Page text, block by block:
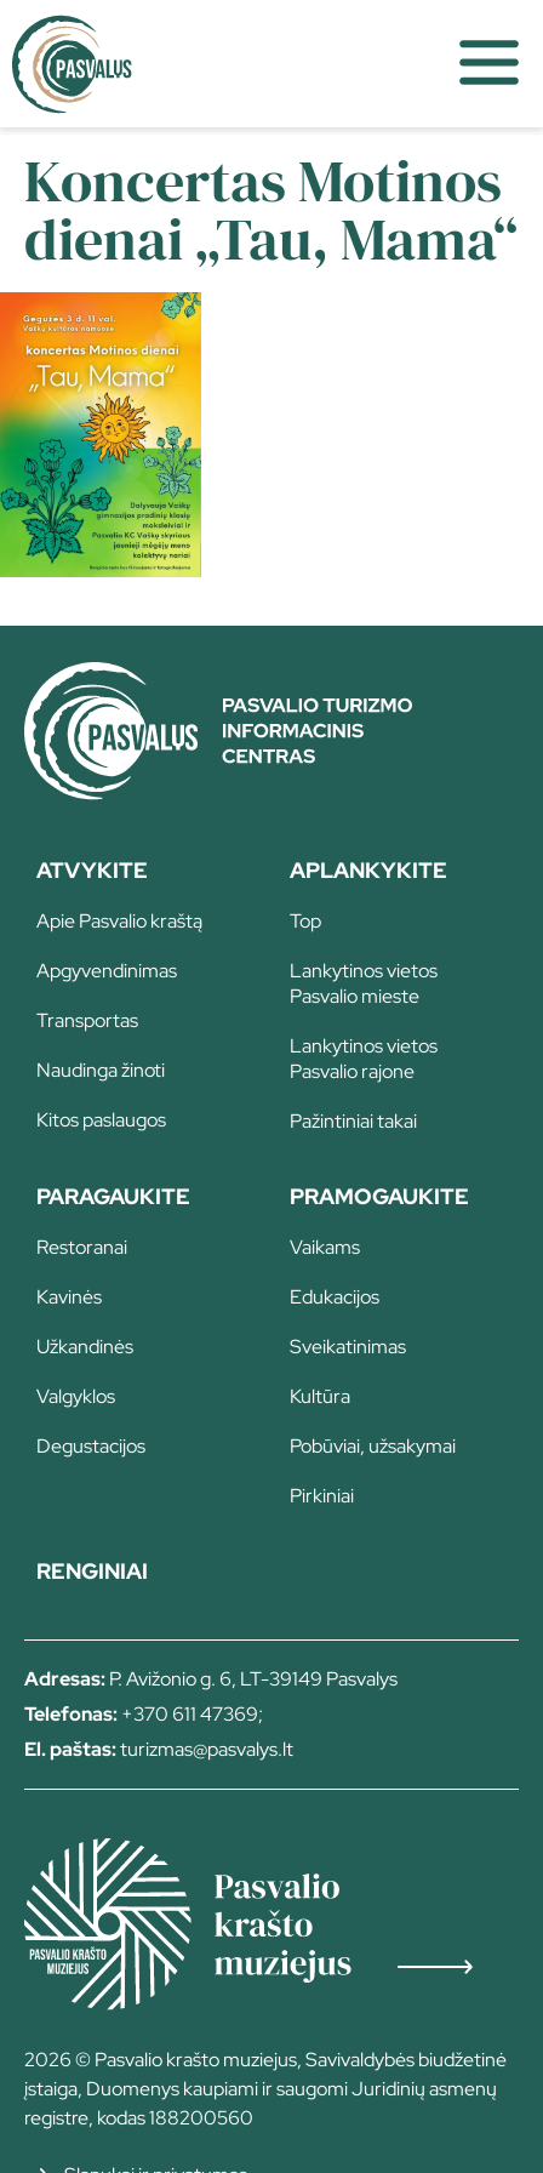
Koncertas Motinos
dienai „Tau, Mama“
ATVYKITE
Apie Pasvalio kraštą
Apgyvendinimas
Transportas
Naudinga žinoti
Kitos paslaugos
APLANKYKITE
Top
Lankytinos vietos
Pasvalio mieste
Lankytinos vietos
Pasvalio rajone
Pažintiniai takai
PARAGAUKITE
Restoranai
Kavinės
Užkandinės
Valgyklos
Degustacijos
PRAMOGAUKITE
Vaikams
Edukacijos
Sveikatinimas
Kultūra
Pobūviai, užsakymai
Pirkiniai
RENGINIAI
Adresas:P. Avižonio g. 6, LT-39149 Pasvalys
Telefonas:+370 611 47369;
El. paštas:turizmas@pasvalys.lt
2026 © Pasvalio krašto muziejus, Savivaldybės biudžetinė
įstaiga, Duomenys kaupiami ir saugomi Juridinių asmenų
registre, kodas 188200560